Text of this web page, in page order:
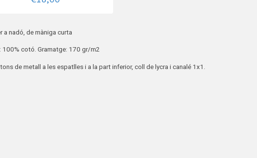
a nadó, de màniga curta
100% cotó. Gramatge: 170 gr/m2
de metall a les espatlles i a la part inferior, coll de lycra i canalé 1x1.